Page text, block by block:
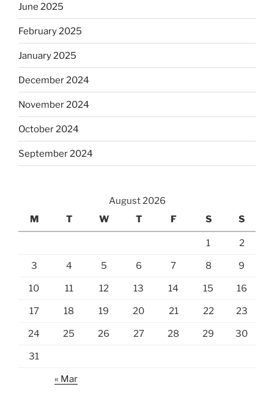
June 2025
February 2025
January 2025
December 2024
November 2024
October 2024
September 2024
August 2026
M
T W T F S S
1 2
3 4 5 6 7 8 9
10 11 12 13 14 15 16
17 18 19 20 21 22 23
24 25 26 27 28 29 30
31
« Mar